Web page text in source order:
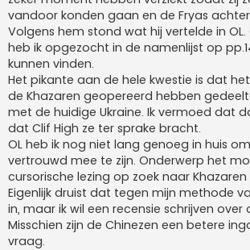
vandoor konden gaan en de Fryas
Volgens hem stond wat hij vertelde in OL.
heb ik opgezocht in de namenlijst op
kunnen vinden.
Het pikante aan de hele kwestie is dat
de Khazaren geopereerd hebben
met de huidige Ukraine. Ik vermoed dat
dat Clif High ze ter sprake bracht.
OL heb ik nog niet lang genoeg in huis
vertrouwd mee te zijn. Onderwerp het
cursorische lezing op zoek naar Khazaren
Eigenlijk druist dat tegen mijn methode
in, maar ik wil een recensie schrijven over
Misschien zijn de Chinezen een betere
vraag.